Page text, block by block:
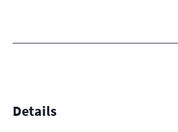
Details